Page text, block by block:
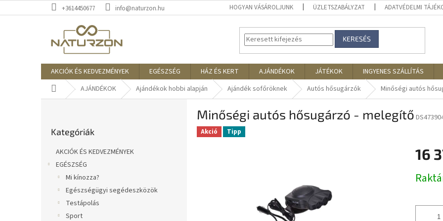
a
+3614450677 info@naturzon.hu HOGYAN VÁSÁROLJUNK ÜZLETSZABÁLYZAT ADATVÉDELMI
KERESÉS
AKCIÓK ÉS KEDVEZMÉNYEK EGÉSZSÉG HÁZ ÉS KERT AJÁNDÉKOK JÁTÉKOK INGYENES SZÁLLÍTÁS
KezdőlapAJÁNDÉKOK Ajándékok hobbi alapján Ajándék sofőröknek Autós hősugárzók Minőségi autós
átugrása
Kategóriák
AKCIÓK ÉS KEDVEZMÉNYEK
EGÉSZSÉG
Mi kínozza?
Egészségügyi segédeszközök
Testápolás
Sport
Minőségi autós hősugárzó - melegítő
Akció Tipp
16